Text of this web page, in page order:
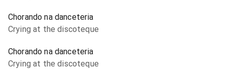
Chorando na danceteria
Crying at the discoteque
Chorando na danceteria
Crying at the discoteque